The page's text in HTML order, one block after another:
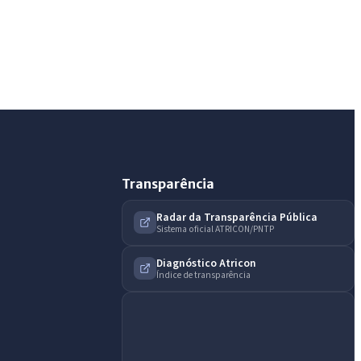
Transparência
Radar da Transparência Pública
Sistema oficial ATRICON/PNTP
Diagnóstico Atricon
Índice de transparência